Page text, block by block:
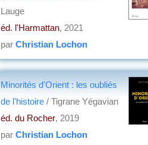
Lauge
éd. l'Harmattan, 2021
par Christian Lochon
Minorités d'Orient : les oubliés
de l'histoire / Tigrane Yégavian
éd. du Rocher, 2019
par Christian Lochon